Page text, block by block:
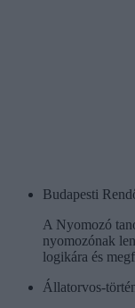
Budapesti
A Nyomozó
nyomozónak
logikára és
Állatorvos-